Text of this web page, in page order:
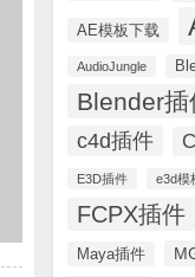
AE模板下载
AudioJungle
Blender插
c4d插件
E3D插件 e3d模
FCPX插件
Maya插件